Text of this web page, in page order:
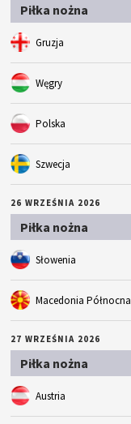
Piłka nożna
Gruzja
Węgry
Polska
Szwecja
26 WRZEŚNIA 2026
Piłka nożna
Słowenia
Macedonia Północna
27 WRZEŚNIA 2026
Piłka nożna
Austria